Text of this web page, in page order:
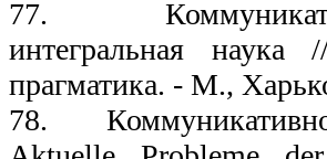
77.
интегральная наука
прагматика. - М.,
78.